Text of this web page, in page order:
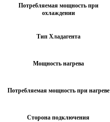
Потребляемая мощность при
охлаждении
Тип Хладагента
Мощность нагрева
Потребляемая мощность при нагреве
Сторона подключения